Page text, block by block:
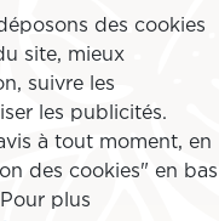
au Canada, la
destinations
En savoir plus
des cookies
site, mieux
suivre les
les publicités.
à tout moment, en
des cookies" en bas
plus